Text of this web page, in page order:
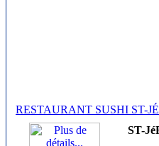
RESTAURANT SUSHI ST-
ST-